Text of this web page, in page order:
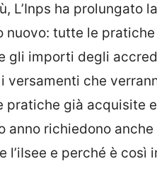
L’Inps ha prolungato
nuovo: tutte le
gli importi degli
versamenti che
pratiche già acquisite
anno richiedono
l’iIsee e perché è così